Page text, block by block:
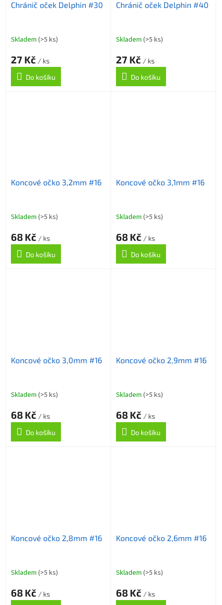
Chránič oček Delphin #30
Skladem (>5 ks)
27 Kč / ks
Do košíku
Chránič oček Delphin #40
Skladem (>5 ks)
27 Kč / ks
Do košíku
Koncové očko 3,2mm #16
Skladem (>5 ks)
68 Kč / ks
Do košíku
Koncové očko 3,1mm #16
Skladem (>5 ks)
68 Kč / ks
Do košíku
Koncové očko 3,0mm #16
Skladem (>5 ks)
68 Kč / ks
Do košíku
Koncové očko 2,9mm #16
Skladem (>5 ks)
68 Kč / ks
Do košíku
Koncové očko 2,8mm #16
Skladem (>5 ks)
68 Kč / ks
Koncové očko 2,6mm #16
Skladem (>5 ks)
68 Kč / ks